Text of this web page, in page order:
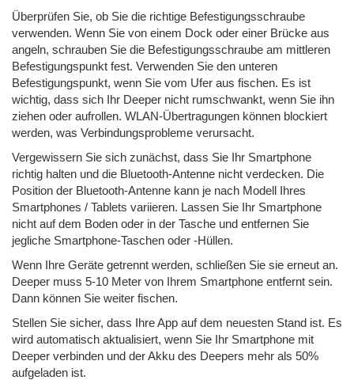
Überprüfen Sie, ob Sie die richtige Befestigungsschraube
verwenden. Wenn Sie von einem Dock oder einer Brücke aus
angeln, schrauben Sie die Befestigungsschraube am mittleren
Befestigungspunkt fest. Verwenden Sie den unteren
Befestigungspunkt, wenn Sie vom Ufer aus fischen. Es ist
wichtig, dass sich Ihr Deeper nicht rumschwankt, wenn Sie ihn
ziehen oder aufrollen. WLAN-Übertragungen können blockiert
werden, was Verbindungsprobleme verursacht.
Vergewissern Sie sich zunächst, dass Sie Ihr Smartphone
richtig halten und die Bluetooth-Antenne nicht verdecken. Die
Position der Bluetooth-Antenne kann je nach Modell Ihres
Smartphones / Tablets variieren. Lassen Sie Ihr Smartphone
nicht auf dem Boden oder in der Tasche und entfernen Sie
jegliche Smartphone-Taschen oder -Hüllen.
Wenn Ihre Geräte getrennt werden, schließen Sie sie erneut an.
Deeper muss 5-10 Meter von Ihrem Smartphone entfernt sein.
Dann können Sie weiter fischen.
Stellen Sie sicher, dass Ihre App auf dem neuesten Stand ist. Es
wird automatisch aktualisiert, wenn Sie Ihr Smartphone mit
Deeper verbinden und der Akku des Deepers mehr als 50%
aufgeladen ist.